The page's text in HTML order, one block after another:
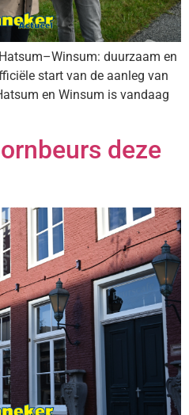
duurzaam en
start van de aanleg van
en Winsum is vandaag
deze